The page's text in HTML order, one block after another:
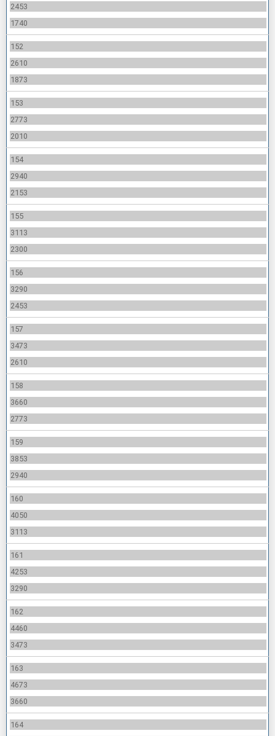
2453
1740
152
2610
1873
153
2773
2010
154
2940
2153
155
3113
2300
156
3290
2453
157
3473
2610
158
3660
2773
159
3853
2940
160
4050
3113
161
4253
3290
162
4460
3473
163
4673
3660
164